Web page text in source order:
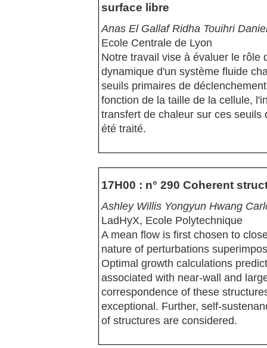
surface libre
Anas El Gallaf Ridha Touihri
Ecole Centrale de Lyon
Notre travail vise à évaluer le rôle
dynamique d'un système fluide
seuils primaires de
fonction de la taille de la cellule,
transfert de chaleur sur ces
été traité.
17H00 : n° 290 Coherent
Ashley Willis Yongyun Hwang
LadHyX, Ecole Polytechnique
A mean flow is first chosen to
nature of perturbations
Optimal growth calculations
associated with near-wall and
correspondence of these
exceptional. Further, self-
of structures are considered.